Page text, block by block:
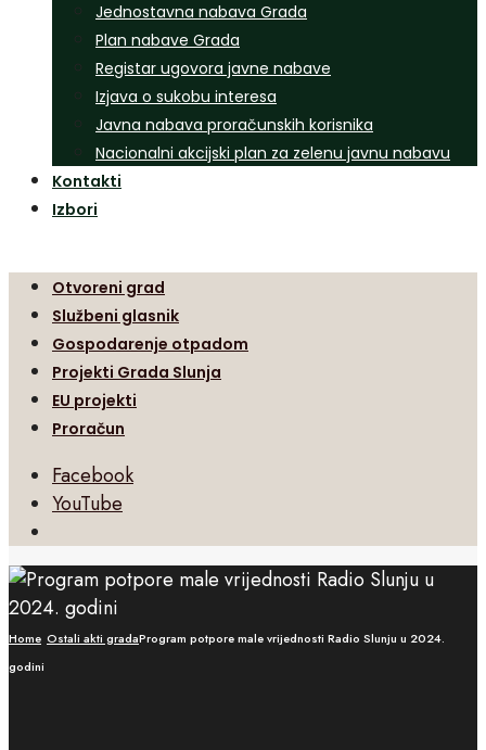
Jednostavna nabava Grada
Plan nabave Grada
Registar ugovora javne nabave
Izjava o sukobu interesa
Javna nabava proračunskih korisnika
Nacionalni akcijski plan za zelenu javnu nabavu
Kontakti
Izbori
Otvoreni grad
Službeni glasnik
Gospodarenje otpadom
Projekti Grada Slunja
EU projekti
Proračun
Facebook
YouTube
Search
Window
Home Ostali akti gradaProgram potpore male vrijednosti Radio Slunju u 2024.
godini